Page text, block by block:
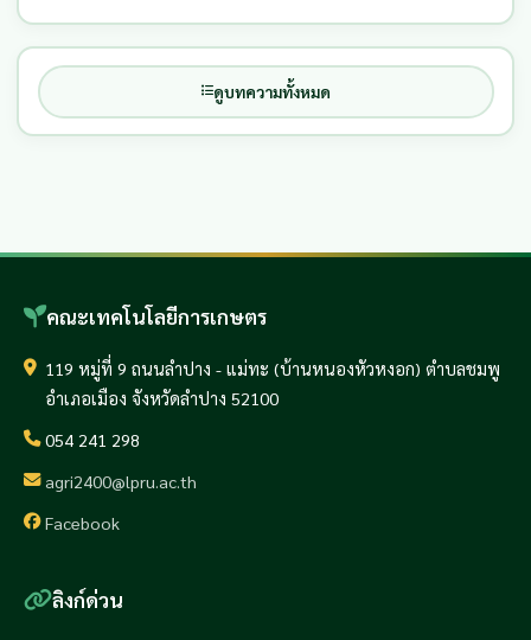
ดูบทความทั้งหมด
คณะเทคโนโลยีการเกษตร
119 หมู่ที่ 9 ถนนลำปาง - แม่ทะ (บ้านหนองหัวหงอก) ตำบลชมพู
อำเภอเมือง จังหวัดลำปาง 52100
054 241 298
agri2400@lpru.ac.th
Facebook
ลิงก์ด่วน